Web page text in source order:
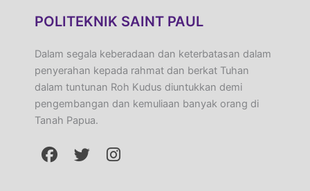
POLITEKNIK SAINT PAUL
Dalam segala keberadaan dan keterbatasan dalam
penyerahan kepada rahmat dan berkat Tuhan
dalam tuntunan Roh Kudus diuntukkan demi
pengembangan dan kemuliaan banyak orang di
Tanah Papua.